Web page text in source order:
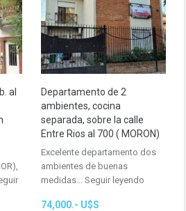
al
Departamento de 2
ambientes, cocina
separada, sobre la calle
Entre Rios al 700 ( MORON)
Excelente departamento dos
ambientes de buenas
medidas… Seguir leyendo
74,000.- U$S